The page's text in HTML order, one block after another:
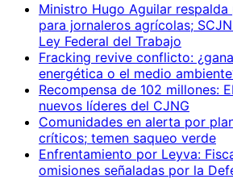
Ministro Hugo Aguilar
para jornaleros agrícolas;
Ley Federal del Trabajo
Fracking revive conflicto:
energética o el medio
Recompensa de 102 millones:
nuevos líderes del CJNG
Comunidades en alerta por
críticos; temen saqueo verde
Enfrentamiento por Leyva:
omisiones señaladas por la